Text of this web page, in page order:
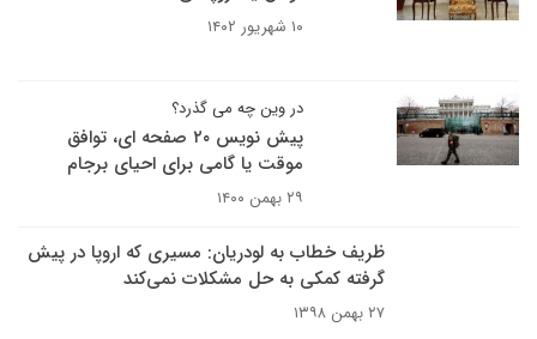
۱۰ شهریور ۱۴۰۲
در وین چه می گذرد؟
پیش نویس ۲۰ صفحه ای، توافق
موقت یا گامی برای احیای برجام
۲۹ بهمن ۱۴۰۰
ظریف خطاب به لودریان: مسیری که اروپا در پیش
گرفته‌ کمکی به حل مشکلات نمی‌کند
۲۷ بهمن ۱۳۹۸